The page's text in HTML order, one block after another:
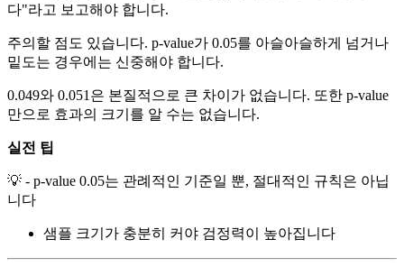
다"라고 보고해야 합니다.
주의할 점도 있습니다. p-value가 0.05를 아슬아슬하게 넘거나
밑도는 경우에는 신중해야 합니다.
0.049와 0.051은 본질적으로 큰 차이가 없습니다. 또한 p-value
만으로 효과의 크기를 알 수는 없습니다.
실전 팁
💡 - p-value 0.05는 관례적인 기준일 뿐, 절대적인 규칙은 아닙
니다
샘플 크기가 충분히 커야 검정력이 높아집니다